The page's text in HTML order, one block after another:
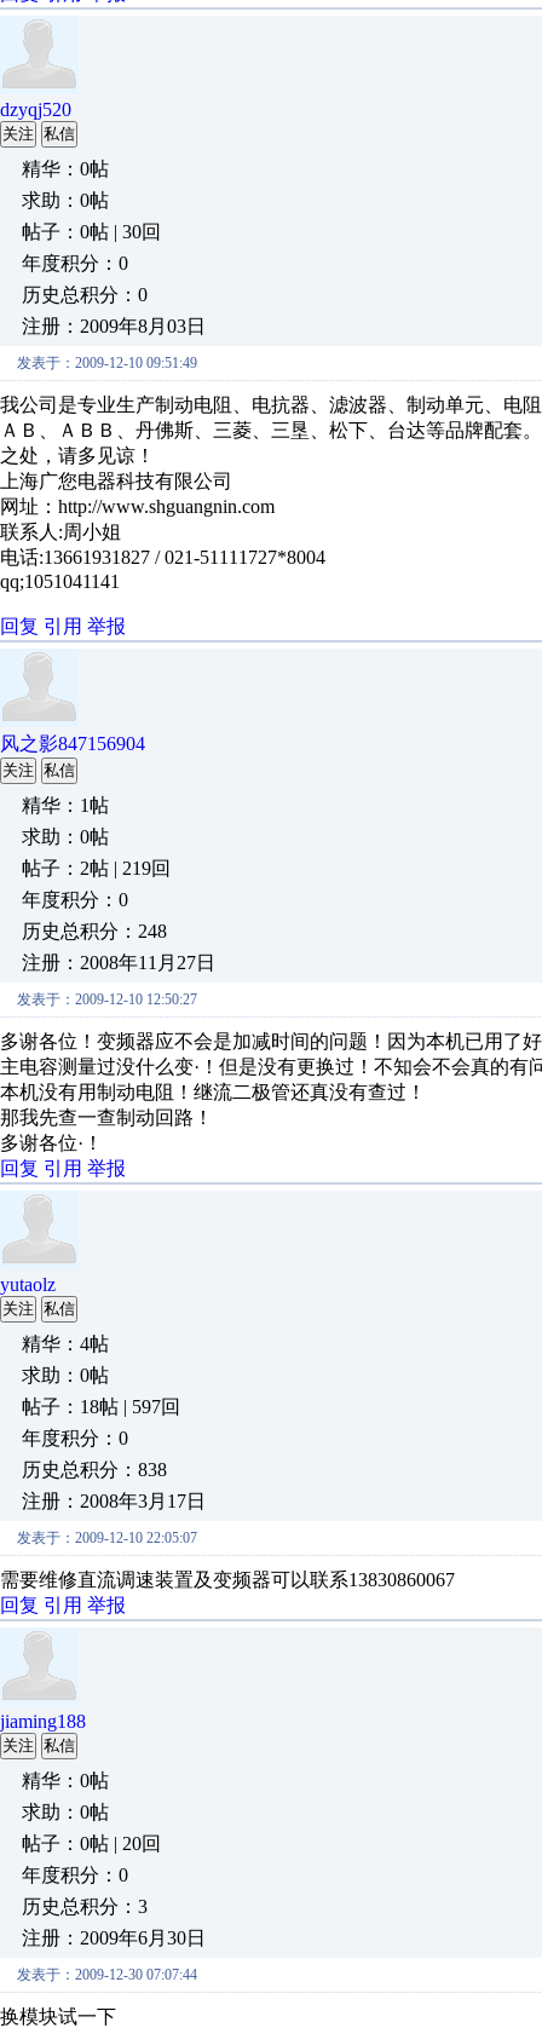
dzyqj520
关注 私信
精华：0帖
求助：0帖
帖子：0帖 | 30回
年度积分：0
历史总积分：0
注册：2009年8月03日
发表于：2009-12-10 09:51:49
我公司是专业生产制动电阻、电抗器、滤波器、制动单元、电
ＡＢ、ＡＢＢ、丹佛斯、三菱、三垦、松下、台达等品牌配套
之处，请多见谅！
上海广您电器科技有限公司
网址：http://www.shguangnin.com
联系人:周小姐
电话:13661931827 / 021-51111727*8004
qq;1051041141
回复 引用 举报
风之影847156904
关注 私信
精华：1帖
求助：0帖
帖子：2帖 | 219回
年度积分：0
历史总积分：248
注册：2008年11月27日
发表于：2009-12-10 12:50:27
多谢各位！变频器应不会是加减时间的问题！因为本机已用了
主电容测量过没什么变·！但是没有更换过！不知会不会真的有
本机没有用制动电阻！继流二极管还真没有查过！
那我先查一查制动回路！
多谢各位·！
回复 引用 举报
yutaolz
关注 私信
精华：4帖
求助：0帖
帖子：18帖 | 597回
年度积分：0
历史总积分：838
注册：2008年3月17日
发表于：2009-12-10 22:05:07
需要维修直流调速装置及变频器可以联系13830860067
回复 引用 举报
jiaming188
关注 私信
精华：0帖
求助：0帖
帖子：0帖 | 20回
年度积分：0
历史总积分：3
注册：2009年6月30日
发表于：2009-12-30 07:07:44
换模块试一下